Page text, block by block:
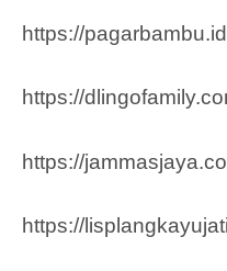
https://pagarbambu.id
https://
https://
https://